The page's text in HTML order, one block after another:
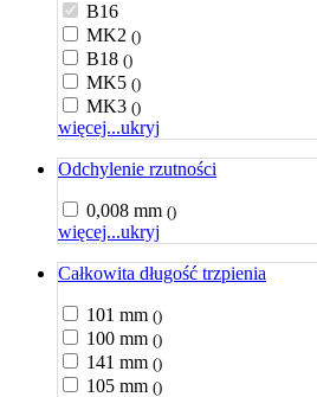
B16
MK2 ()
B18 ()
MK5 ()
MK3 ()
więcej...ukryj
Odchylenie rzutności
0,008 mm ()
więcej...ukryj
Całkowita długość trzpienia
101 mm ()
100 mm ()
141 mm ()
105 mm ()